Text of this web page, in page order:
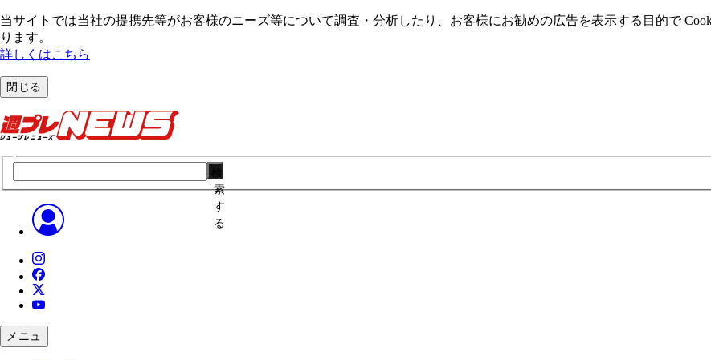
当サイトでは当社の提携先等がお客様のニーズ等について調査・分析したり、お客様にお勧めの広告を表⽰する⽬的で
ります。
詳しくはこちら
閉じる
索
す
る
メニュ